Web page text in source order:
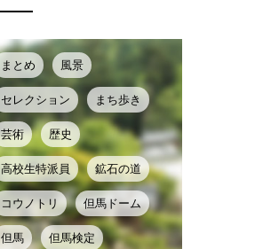
まとめ 風景
セレクション まち歩き
芸術 歴史
高校生特派員 鉱石の道
コウノトリ 但馬ドーム
但馬 但馬検定